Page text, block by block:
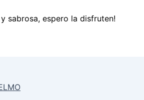
sabrosa, espero la disfruten!